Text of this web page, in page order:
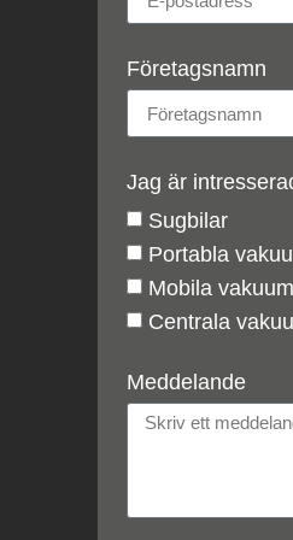
Företagsnamn
Jag är
Sugbilar
Portabla
Mobila
Centrala
Meddelande